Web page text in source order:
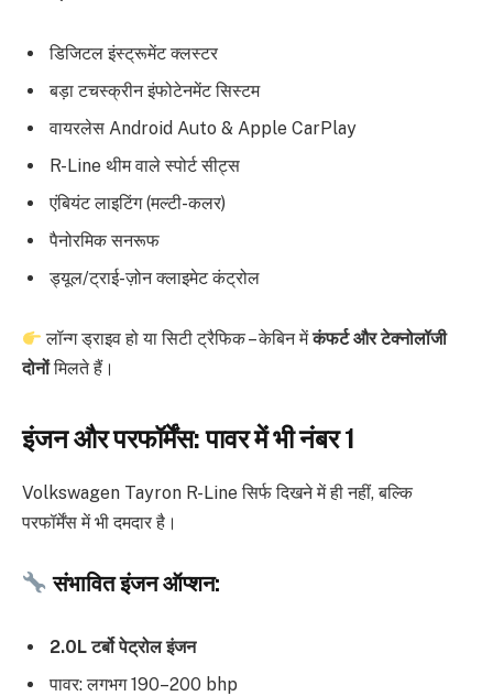
डिजिटल इंस्ट्रूमेंट क्लस्टर
बड़ा टचस्क्रीन इंफोटेनमेंट सिस्टम
वायरलेस Android Auto & Apple CarPlay
R-Line थीम वाले स्पोर्ट सीट्स
एंबियंट लाइटिंग (मल्टी-कलर)
पैनोरमिक सनरूफ
ड्यूल/ट्राई-ज़ोन क्लाइमेट कंट्रोल
लॉन्ग ड्राइव हो या सिटी ट्रैफिक – केबिन मेंकंफर्ट और टेक्नोलॉजी
दोनोंमिलते हैं।
इंजन और परफॉर्मेंस: पावर में भी नंबर 1
Volkswagen Tayron R-Line सिर्फ दिखने में ही नहीं, बल्कि
परफॉर्मेंस में भी दमदार है।
संभावित इंजन ऑप्शन:
2.0L टर्बो पेट्रोल इंजन
पावर: लगभग 190–200 bhp